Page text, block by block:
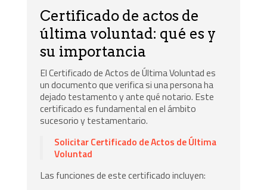
Certificado de actos de
última voluntad: qué es y
su importancia
El Certificado de Actos de Última Voluntad es
un documento que verifica si una persona ha
dejado testamento y ante qué notario. Este
certificado es fundamental en el ámbito
sucesorio y testamentario.
Solicitar Certificado de Actos de Última
Voluntad
Las funciones de este certificado incluyen: